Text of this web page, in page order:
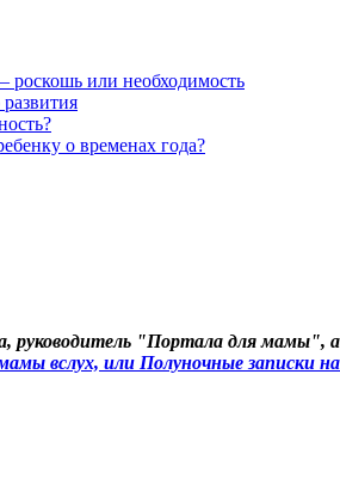
роскошь или необходимость
о временах года?
"Портала для мамы",
вслух, или Полуночные записки на